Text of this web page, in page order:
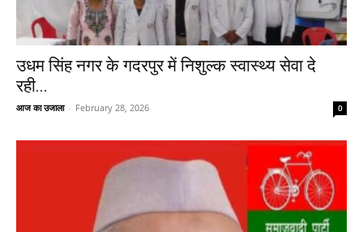
उधम सिंह नगर के गदरपुर में निशुल्क स्वास्थ्य सेवा दे
रही...
आज का उजाला - February 28, 2026 0